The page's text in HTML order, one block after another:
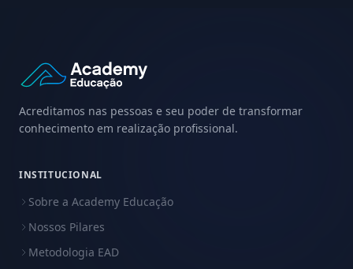
Acreditamos nas pessoas e seu poder de transformar
conhecimento em realização profissional.
INSTITUCIONAL
Sobre a Academy Educação
Nossos Pilares
Metodologia EAD